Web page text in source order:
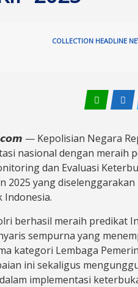
COLLECTION HEADLINE
— Kepolisian Negara
nasional dengan meraih
dan Evaluasi
2025 yang diselenggarakan
Indonesia.
berhasil meraih predikat
sempurna yang
kategori Lembaga
ini sekaligus
implementasi